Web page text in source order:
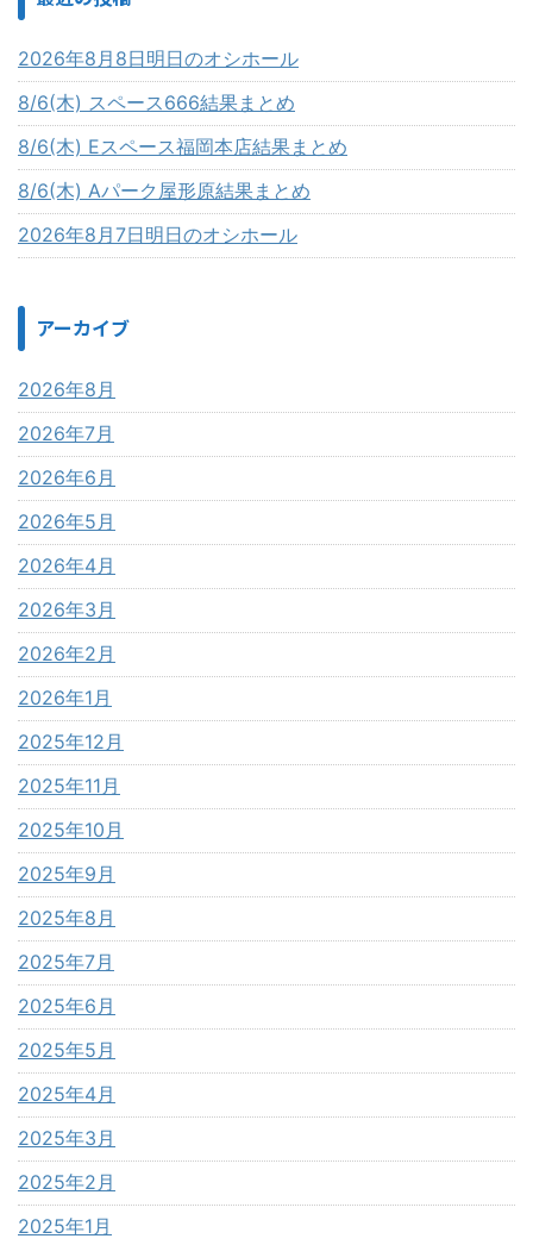
2026年8月8日明日のオシホール
8/6(木) スペース666結果まとめ
8/6(木) Eスペース福岡本店結果まとめ
8/6(木) Aパーク屋形原結果まとめ
2026年8月7日明日のオシホール
アーカイブ
2026年8月
2026年7月
2026年6月
2026年5月
2026年4月
2026年3月
2026年2月
2026年1月
2025年12月
2025年11月
2025年10月
2025年9月
2025年8月
2025年7月
2025年6月
2025年5月
2025年4月
2025年3月
2025年2月
2025年1月